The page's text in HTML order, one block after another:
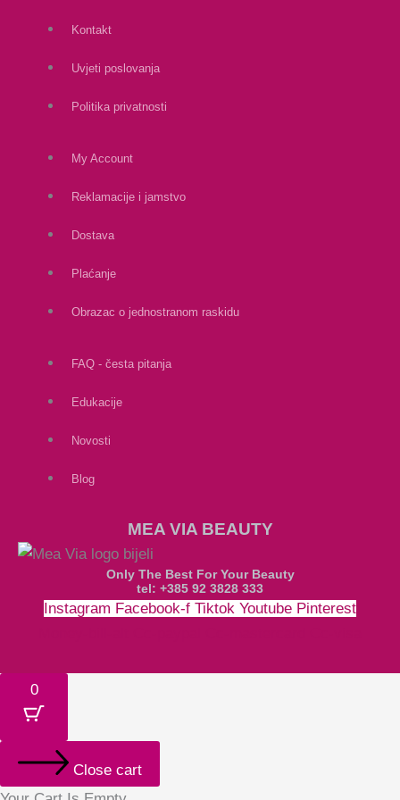
Kontakt
Uvjeti poslovanja
Politika privatnosti
My Account
Reklamacije i jamstvo
Dostava
Plaćanje
Obrazac o jednostranom raskidu
FAQ - česta pitanja
Edukacije
Novosti
Blog
MEA VIA BEAUTY
Only The Best For Your Beauty
tel: +385 92 3828 333
Instagram Facebook-f Tiktok Youtube Pinterest
0
Close cart